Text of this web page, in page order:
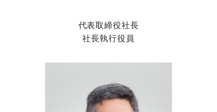
代表取締役社長
社長執行役員